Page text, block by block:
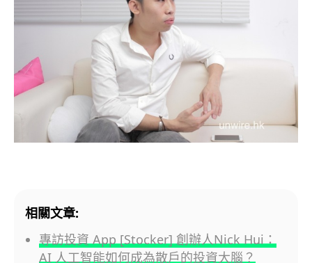
相關文章:
專訪投資 App [Stocker] 創辦人Nick Hui：
AI 人工智能如何成為散戶的投資大腦？